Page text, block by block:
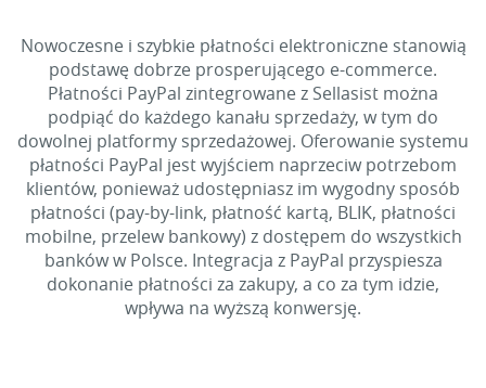
Nowoczesne i szybkie płatności elektroniczne stanowią
podstawę dobrze prosperującego e-commerce.
Płatności PayPal zintegrowane z Sellasist można
podpiąć do każdego kanału sprzedaży, w tym do
dowolnej platformy sprzedażowej. Oferowanie systemu
płatności PayPal jest wyjściem naprzeciw potrzebom
klientów, ponieważ udostępniasz im wygodny sposób
płatności (pay-by-link, płatność kartą, BLIK, płatności
mobilne, przelew bankowy) z dostępem do wszystkich
banków w Polsce. Integracja z PayPal przyspiesza
dokonanie płatności za zakupy, a co za tym idzie,
wpływa na wyższą konwersję.